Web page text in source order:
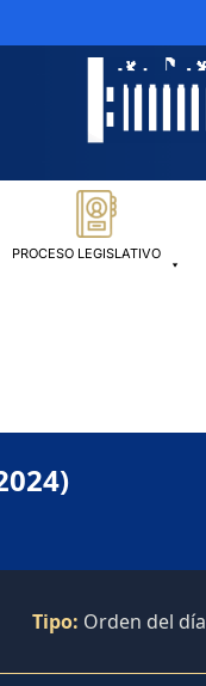
PROCESO LEGISLATIVO
Tipo: Orden del día